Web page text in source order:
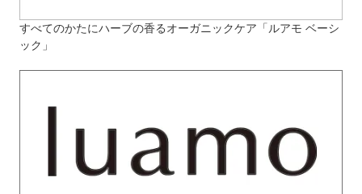
すべてのかたにハーブの香るオーガニックケア「ルアモ ベーシ
ック」